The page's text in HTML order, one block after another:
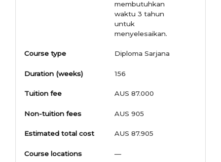
membutuhkan
waktu 3 tahun
untuk
menyelesaikan.
Course type Diploma Sarjana
Duration (weeks) 156
Tuition fee AUS 87.000
Non-tuition fees AUS 905
Estimated total cost AUS 87.905
Course locations —